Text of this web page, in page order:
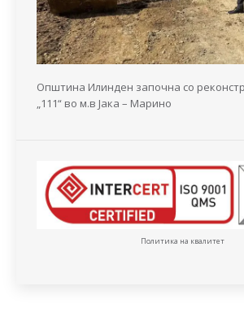
Општина Илинден започна со
„111“ во м.в Јака – Марино
Политика на квалитет